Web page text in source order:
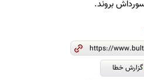
گزارش خطا